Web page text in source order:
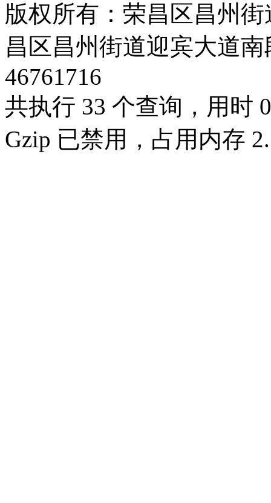
版权所有：荣昌区昌州
昌区昌州街道迎宾大道
46761716
共执行 33 个查询，用时
Gzip 已禁用，占用内存